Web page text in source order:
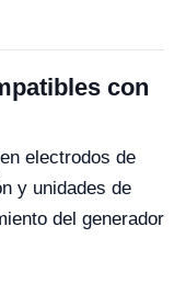
con
electrodos de
y unidades de
del generador